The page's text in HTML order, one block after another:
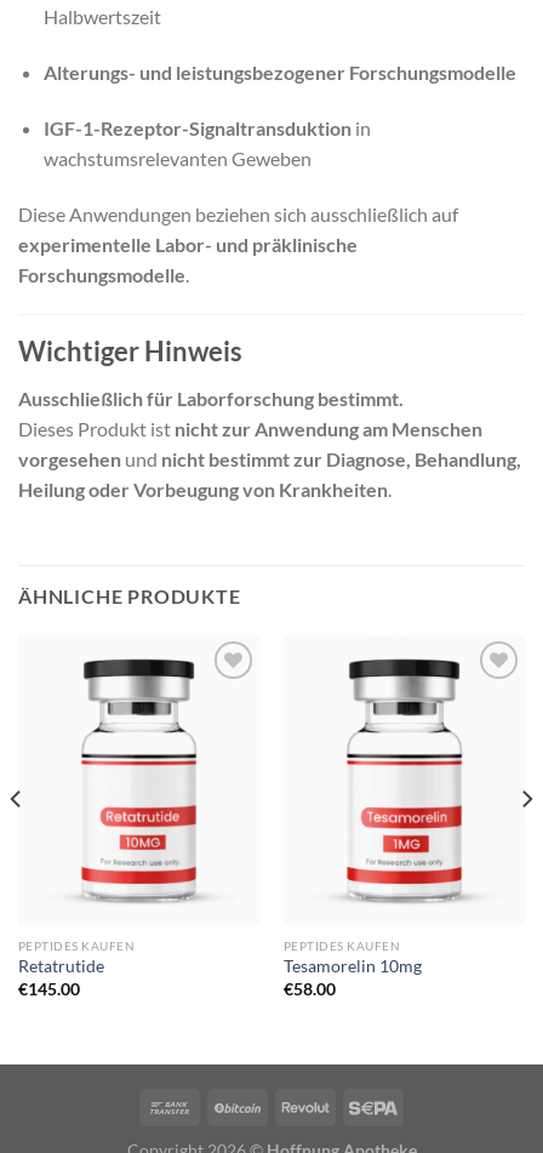
Halbwertszeit
Alterungs- und leistungsbezogener Forschungsmodelle
IGF-1-Rezeptor-Signaltransduktionin
wachstumsrelevanten Geweben
Diese Anwendungen beziehen sich ausschließlich auf
experimentelle Labor- und präklinische
Forschungsmodelle
Wichtiger Hinweis
Ausschließlich für Laborforschung bestimmt.
Dieses Produkt ist nicht zur Anwendung am Menschen
vorgesehen und nicht bestimmt zur Diagnose, Behandlung,
Heilung oder Vorbeugung von Krankheiten
ÄHNLICHE PRODUKTE
PEPTIDES KAUFEN
Retatrutide
€145.00
PEPTIDES KAUFEN
Tesamorelin 10mg
€58.00